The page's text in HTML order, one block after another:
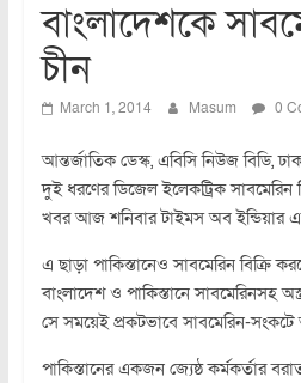
বাংলাদেশকে
চীন
March 1, 2014 Masum 0
আন্তর্জাতিক ডেস্ক, এবিসি নিউজ বিডি,
দুই ধরণের ডিজেল ইলেকট্রিক সাবমেরিন
খবর আজ শনিবার টাইমস অব ইন্ডিয়ার
এ ছাড়া পাকিস্তানেও সাবমেরিন বিক্রি
বাংলাদেশ ও পাকিস্তানে সাবমেরিনসহ
সে সময়েই প্রকটভাবে সাবমেরিন-সংকটে
পাকিস্তানের একজন জ্যেষ্ঠ কর্মকর্তার